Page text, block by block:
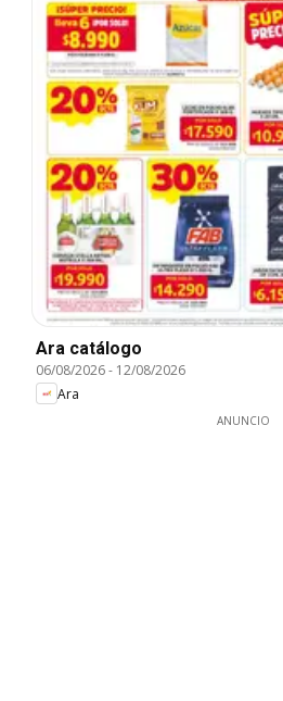
Ara catálogo
06/08/2026- 12/08/2026
Ara
ANUNCIO